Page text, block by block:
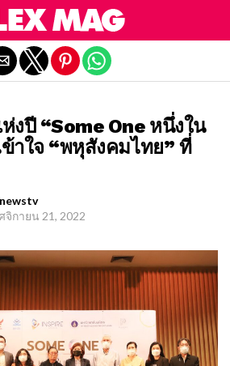
งปี “Some One หนึ่งใน
ข้าใจ “พหุสังคมไทย” ที่
จิกายน 21, 2022
mobile version